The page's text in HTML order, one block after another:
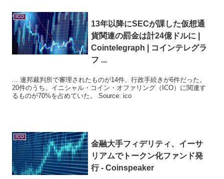
ICO
13年以降にSECが課した仮想通
貨関連の罰金は計24億ドルに |
Cointelegraph | コインテレグラ
フ ...
... 連邦裁判所で審理されたものが14件、行政手続きが6件だった。
20件のうち、イニシャル・コイン・オファリング（ICO）に関連す
るものが70%を占めていた。 Source: ico
ICO
金融大手フィデリティ、イーサ
リアムでトークン化ファンド発
行 - Coinspeaker